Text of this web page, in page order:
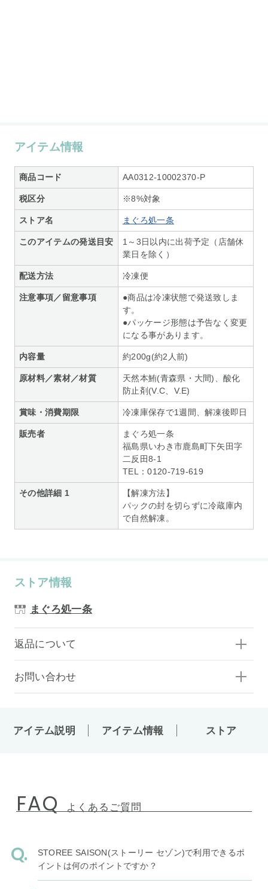
アイテム情報
商品コード AA0312-10002370-P
税区分 ※8%対象
ストア名 まぐろ処一条
このアイテムの発送目安
1～3日以内に出荷予定（店舗休
業日を除く）
配送方法 冷凍便
注意事項／留意事項
●商品は冷凍状態で発送致しま
す。
●パッケージ形態は予告なく変更
になる事があります。
内容量 約200g(約2人前)
原材料／素材／材質
天然本鮪(青森県・大間)、酸化
防止剤(V.C、V.E)
賞味・消費期限 冷凍庫保存で1週間、解凍後即日
販売者
まぐろ処一条
福島県いわき市鹿島町下矢田字
二反田8-1
TEL：0120-719-619
その他詳細 1
【解凍方法】
パックの封を切らずに冷蔵庫内
で自然解凍。
ストア情報
まぐろ処一条
返品について
お問い合わせ
アイテム説明 アイテム情報 ストア
FAQ よくあるご質問
STOREE SAISON(ストーリー セゾン)で利用できるポ
イントは何のポイントですか？